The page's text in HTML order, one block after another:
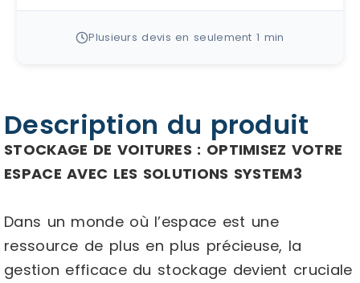
Plusieurs devis en seulement 1 min
Description du produit
STOCKAGE DE VOITURES : OPTIMISEZ VOTRE
ESPACE AVEC LES SOLUTIONS SYSTEM3
Dans un monde où l’espace est une
ressource de plus en plus précieuse, la
gestion efficace du stockage devient cruciale